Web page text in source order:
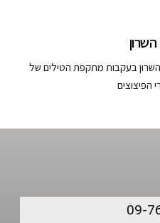
בעקבות מתקפת הטילים של
הפיצוצים